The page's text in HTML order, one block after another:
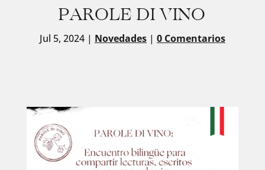
PAROLE DI VINO
Jul 5, 2024| Novedades| 0 Comentarios